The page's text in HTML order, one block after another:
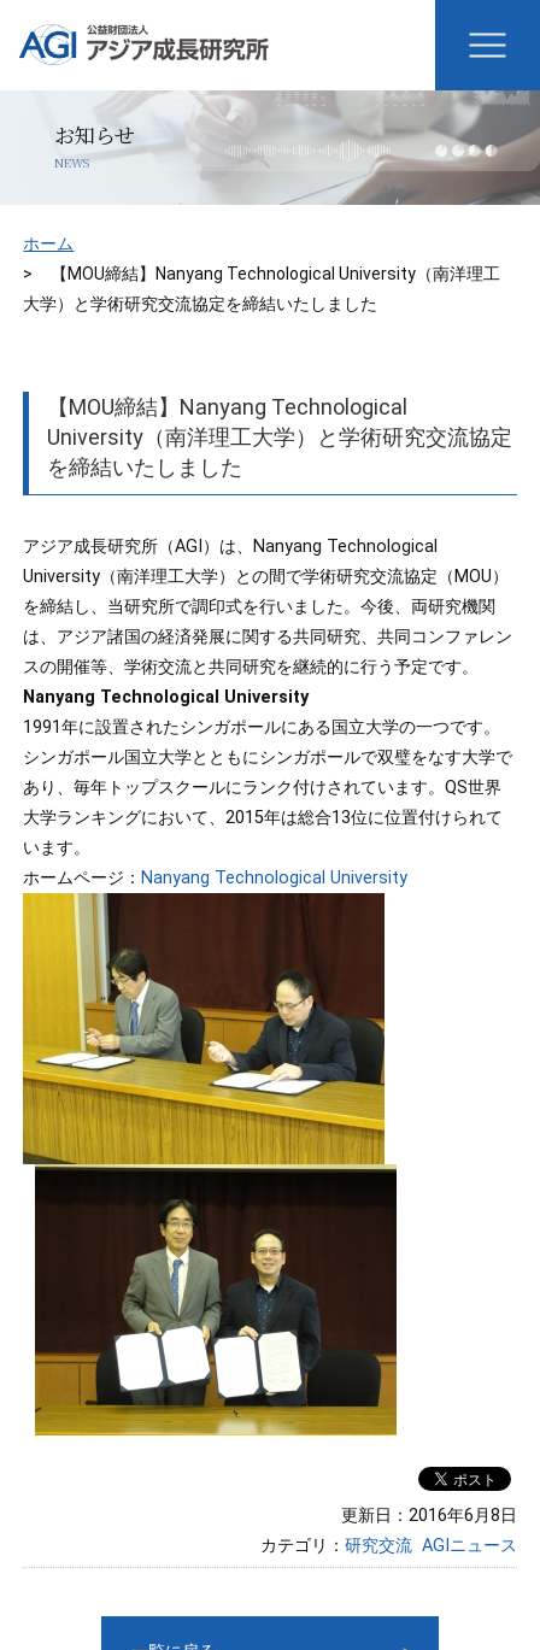
お知らせ
NEWS
ホーム
【MOU締結】Nanyang Technological University（南洋理工
大学）と学術研究交流協定を締結いたしました
【MOU締結】Nanyang Technological
University（南洋理工大学）と学術研究交流協定
を締結いたしました
アジア成長研究所（AGI）は、Nanyang Technological
University（南洋理工大学）との間で学術研究交流協定（MOU）
を締結し、当研究所で調印式を行いました。今後、両研究機関
は、アジア諸国の経済発展に関する共同研究、共同コンファレン
スの開催等、学術交流と共同研究を継続的に行う予定です。
Nanyang Technological University
1991年に設置されたシンガポールにある国立大学の一つです。
シンガポール国立大学とともにシンガポールで双璧をなす大学で
あり、毎年トップスクールにランク付けされています。QS世界
大学ランキングにおいて、2015年は総合13位に位置付けられて
います。
ホームページ： Nanyang Technological University
更新日：2016年6月8日
カテゴリ： 研究交流 AGIニュース